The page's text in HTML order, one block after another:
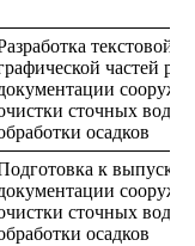
текстовой и
частей
сточных вод и
осадков
к выпуску
сточных вод и
осадков